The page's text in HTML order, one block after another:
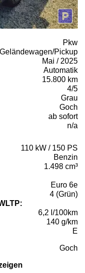
Pkw
Pickup
Mai / 2025
Automatik
15.800 km
4/5
Grau
Goch
ab sofort
n/a
110 kW / 150 PS
Benzin
1.498 cm³
Euro 6e
4 (Grün)
6,2 l/100km
140 g/km
E
Goch